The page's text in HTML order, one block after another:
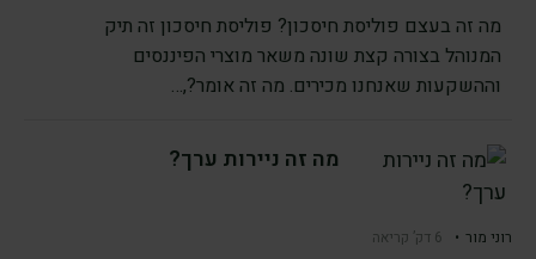
מה זה בעצם פוליסת חיסכון? פוליסת חיסכון זה תיק
המנוהל בצורה קצת שונה משאר מוצרי הפיננסים
וההשקעות שאנחנו מכירים. מה זה אומר?,…
מה זה ניירות ערך?
רוני מור • 6 דק’ קריאה